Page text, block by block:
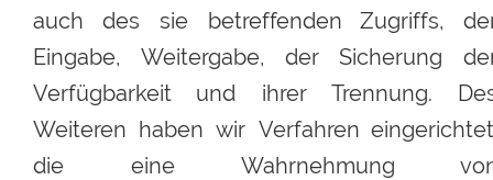
auch
des sie betreffenden Zugriffs,
Eingabe,
Weitergabe, der Sicherung
Verfügbarkeit
und ihrer Trennung.
Weiteren haben wir Verfahren
die
eine Wahrnehmung